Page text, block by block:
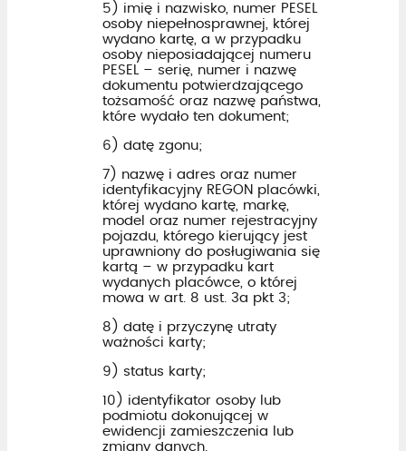
5) imię i nazwisko, numer PESEL
osoby niepełnosprawnej, której
wydano kartę, a w przypadku
osoby nieposiadającej numeru
PESEL – serię, numer i nazwę
dokumentu potwierdzającego
tożsamość oraz nazwę państwa,
które wydało ten dokument;
6) datę zgonu;
7) nazwę i adres oraz numer
identyfikacyjny REGON placówki,
której wydano kartę, markę,
model oraz numer rejestracyjny
pojazdu, którego kierujący jest
uprawniony do posługiwania się
kartą – w przypadku kart
wydanych placówce, o której
mowa w art. 8 ust. 3a pkt 3;
8) datę i przyczynę utraty
ważności karty;
9) status karty;
10) identyfikator osoby lub
podmiotu dokonującej w
ewidencji zamieszczenia lub
zmiany danych.